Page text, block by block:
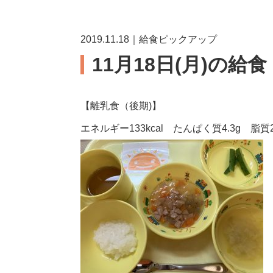
2019.11.18｜給食ピックアップ
11月18日(月)の給食
【離乳食（後期)】
エネルギー133kcal たんぱく質4.3g 脂質